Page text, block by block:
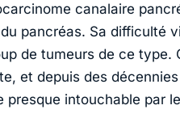
canalaire
pancréas. Sa difficulté
de tumeurs de ce type.
et depuis des
presque intouchable par